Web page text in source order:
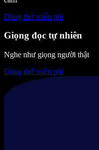
Dùng thử miễn phí
Giọng đọc tự nhiên
Nghe như giọng người thật
Dùng thử miễn phí